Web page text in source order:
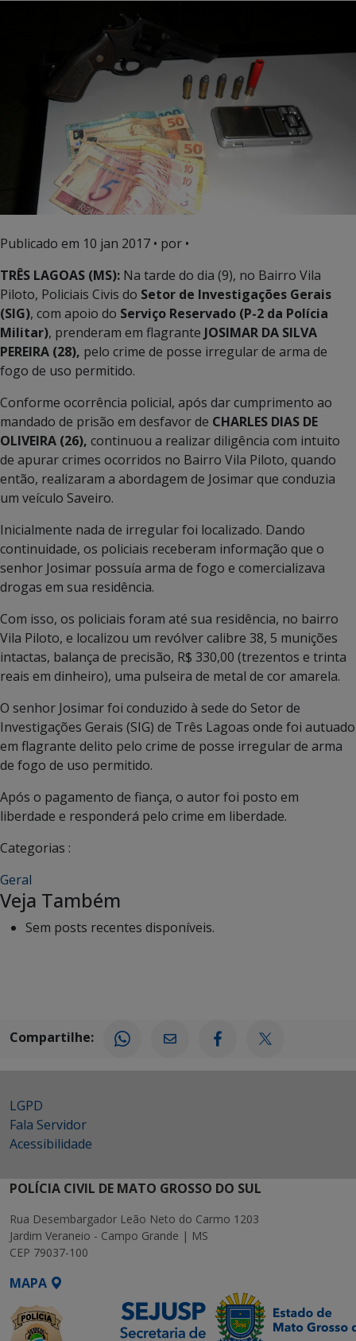
Publicado em 10 jan 2017 • por •
TRÊS LAGOAS (MS): Na tarde do dia (9), no Bairro Vila
Piloto, Policiais Civis do Setor de Investigações Gerais
(SIG), com apoio do Serviço Reservado (P-2 da Polícia
Militar), prenderam em flagrante JOSIMAR DA SILVA
PEREIRA (28), pelo crime de posse irregular de arma de
fogo de uso permitido.
Conforme ocorrência policial, após dar cumprimento ao
mandado de prisão em desfavor de CHARLES DIAS DE
OLIVEIRA (26), continuou a realizar diligência com intuito
de apurar crimes ocorridos no Bairro Vila Piloto, quando
então, realizaram a abordagem de Josimar que conduzia
um veículo Saveiro.
Inicialmente nada de irregular foi localizado. Dando
continuidade, os policiais receberam informação que o
senhor Josimar possuía arma de fogo e comercializava
drogas em sua residência.
Com isso, os policiais foram até sua residência, no bairro
Vila Piloto, e localizou um revólver calibre 38, 5 munições
intactas, balança de precisão, R$ 330,00 (trezentos e trinta
reais em dinheiro), uma pulseira de metal de cor amarela.
O senhor Josimar foi conduzido à sede do Setor de
Investigações Gerais (SIG) de Três Lagoas onde foi autuado
em flagrante delito pelo crime de posse irregular de arma
de fogo de uso permitido.
Após o pagamento de fiança, o autor foi posto em
liberdade e responderá pelo crime em liberdade.
Categorias :
Geral
Veja Também
Sem posts recentes disponíveis.
Compartilhe:
LGPD
Fala Servidor
Acessibilidade
POLÍCIA CIVIL DE MATO GROSSO DO SUL
Rua Desembargador Leão Neto do Carmo 1203
Jardim Veraneio - Campo Grande | MS
CEP 79037-100
MAPA